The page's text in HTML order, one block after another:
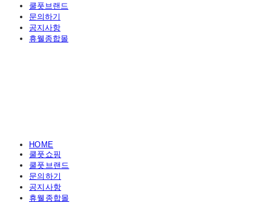
쿨풋브랜드
문의하기
공지사항
휴웰종합몰
HOME
쿨풋쇼핑
쿨풋브랜드
문의하기
공지사항
휴웰종합몰